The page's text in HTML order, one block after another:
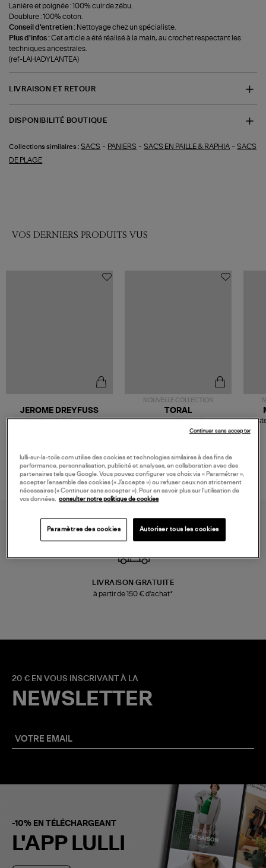
Lanière et poignée : 100% cuir de zébu.
Doublure : 100% coton.
Conseil d'entretien : Nettoyage chez un spécialiste.
Plus d'infos :Cet article a été réalisé à la main, au crochet respectant les
techniques ancestrales.
(ref-LAHADYLANTEA)
LIVRAISON ET RETOUR
DISPONIBILITÉ BOUTIQUE
Collections similaires : SACS - PANIERS -SACS EN PAILLE & RAPHIA -SACS
DE PLAGE
VOS DERNIERS PRODUITS VUS
JEROME DREYFUSS
Sac Bobi S Cuir Lamé
NOUVELLE COLLECTION
189,00 €
TORAL
Mocassins Killian Sport
Mousse
LIVRAISON GRATUITE
à partir de 150 € d'achat*
20 € EN VOUS INSCRIVANT À LA
NEWSLETTER
-10% EN TÉLÉCHARGEANT
L'APP LULLI
lulli-sur-la-toile.com utilise des cookies et technologies similaires à des fins de
performance, personnalisation, publicité et analyses, en collaboration avec des
partenaires tels que Google. Vous pouvez configurer vos choix via « Paramétrer »,
accepter l’ensemble des cookies (« J’accepte ») ou refuser ceux non strictement
nécessaires (« Continuer sans accepter »). Pour en savoir plus sur l’utilisation de
vos données, consulter notre politique de cookies
Paramètres des cookies Autoriser tous les cookies
Continuer sans accepter